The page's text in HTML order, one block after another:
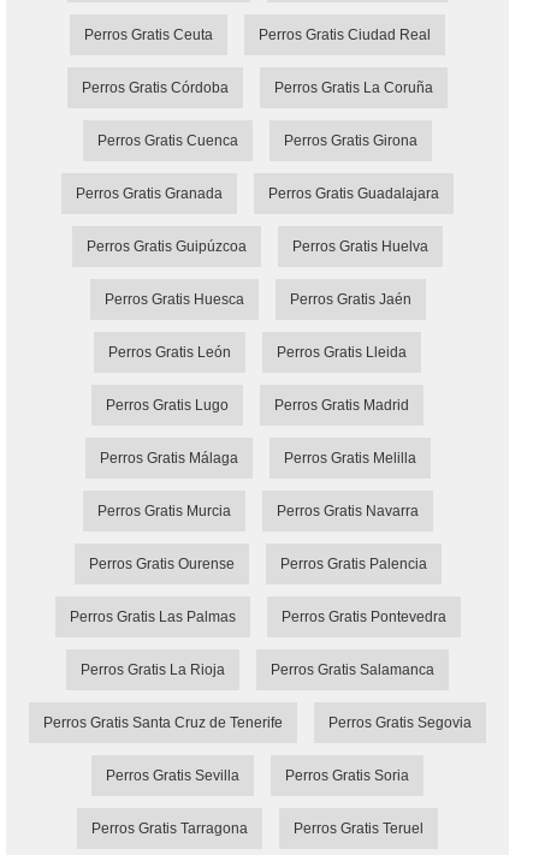
Perros Gratis Ceuta Perros Gratis Ciudad Real
Perros Gratis Córdoba Perros Gratis La Coruña
Perros Gratis Cuenca Perros Gratis Girona
Perros Gratis Granada Perros Gratis Guadalajara
Perros Gratis Guipúzcoa Perros Gratis Huelva
Perros Gratis Huesca Perros Gratis Jaén
Perros Gratis León Perros Gratis Lleida
Perros Gratis Lugo Perros Gratis Madrid
Perros Gratis Málaga Perros Gratis Melilla
Perros Gratis Murcia Perros Gratis Navarra
Perros Gratis Ourense Perros Gratis Palencia
Perros Gratis Las Palmas Perros Gratis Pontevedra
Perros Gratis La Rioja Perros Gratis Salamanca
Perros Gratis Santa Cruz de Tenerife Perros Gratis Segovia
Perros Gratis Sevilla Perros Gratis Soria
Perros Gratis Tarragona Perros Gratis Teruel